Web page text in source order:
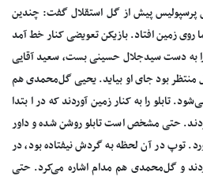
پیش از گل استقلال گفت: چندین
روی زمین افتاد. بازیکن تعویضی کنار خط آمد
را به دست سیدجلال حسینی بست، سعید آقایی
منتظر بود جای او بیاید. یحیی گل‌محمدی هم
تابلو را به کنار زمین آوردند که در ا بتدا
حتی مشخص است تابلو روشن شده و داور
توپ در آن لحظه به گردش نیفتاده بود، در
و گل‌محمدی هم مدام اشاره می‌کرد. حتی